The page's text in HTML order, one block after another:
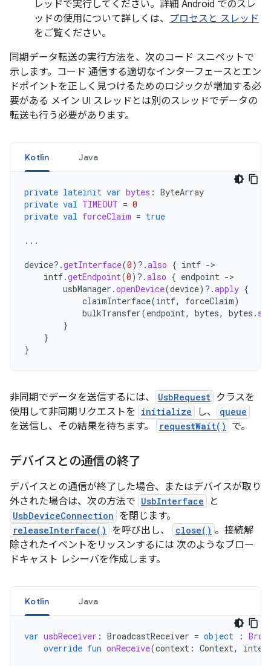
レッドで実行してください。詳細 Android でのスレ
ッドの使用について詳しくは、 プロセスと スレッド
をご覧ください。
同期データ転送の実行方法を、次のコード スニペットで
示します。コード 通信する適切なインターフェースとエン
ドポイントを正しく見つけるためのロジックが増加する必
要がある メイン UI スレッドとは別のスレッドでデータの
転送も行う必要があります。
Kotlin Java
private lateinit var bytes : ByteArray
private val TIMEOUT = 0
private val forceClaim = true
...
device?.getInterface(0) ?.also { intf -
intf.getEndpoint(0) ?.also { endpoint -
usbManager .openDevice(device) ?.apply {
claimInterface(intf, forceClaim)
bulkTransfer(endpoint, bytes, bytes .
}
}
}
非同期でデータを送信するには、 UsbRequest クラスを
使用して非同期リクエストを
initialize し、 queue
を送信し、その結果を待ちます。 requestWait() で。
デバイスとの通信の終了
デバイスとの通信が終了した場合、またはデバイスが取り
外された場合は、次の方法で UsbInterface と
UsbDeviceConnection を閉じます。
releaseInterface() を呼び出し、 close() 。接続解
除されたイベントをリッスンするには 次のようなブロー
ドキャスト レシーバを作成します。
Kotlin Java
var usbReceiver : BroadcastReceiver = object :
override fun onReceive(context : Context,